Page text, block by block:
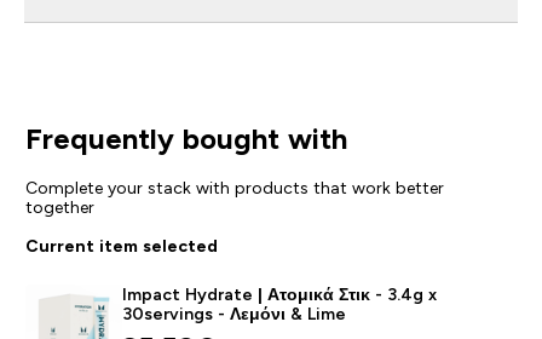
Frequently bought with
Complete your stack with products that work better
together
Current item selected
Impact Hydrate | Ατομικά Στικ - 3.4g x
30servings - Λεμόνι & Lime